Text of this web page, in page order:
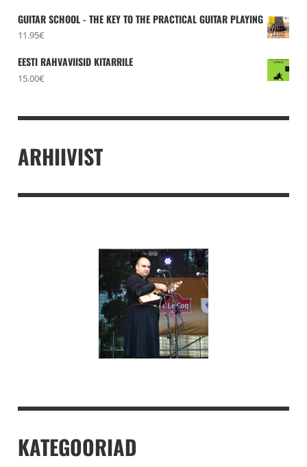
GUITAR SCHOOL - THE KEY TO THE PRACTICAL GUITAR PLAYING
11.95€
EESTI RAHVAVIISID KITARRILE
15.00€
ARHIIVIST
KATEGOORIAD